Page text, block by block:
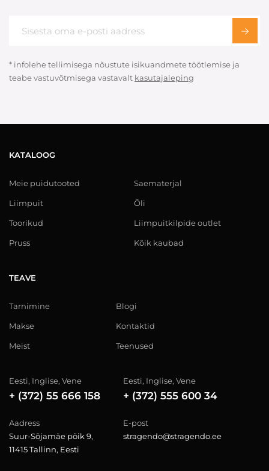
* infolehe tellimisega nõustute isikuandmete töötlemise ja
teabe vastuvõtmisega vastavalt kasutajaleping
KATALOOG
Meie puidutooted
Liimpuit
Toorikud
Pruss
Saematerjal
Õli
Liimpuitkilpide outlet
Kõik kaubad
TEAVE
Tarnimine
Makse
Meist
Blogi
Kontaktid
Teenused
Eesti, Inglise, Vene
+ (372) 55 666 158
Eesti, Inglise, Vene
+ (372) 555 600 34
Aadress
Suur-Sõjamäe põik 9,
11415 Tallinn, Eesti
E-post
stragendo@stragendo.ee